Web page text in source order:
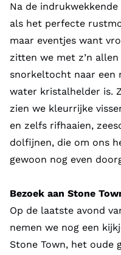
Na de
als het perfecte
maar eventjes want
zitten we met z’n
snorkeltocht naar een
water kristalhelder is.
zien we kleurrijke
en zelfs rifhaaien,
dolfijnen, die om ons
gewoon nog even
Bezoek aan Stone
Op de laatste avond
nemen we nog een
Stone Town, het oude